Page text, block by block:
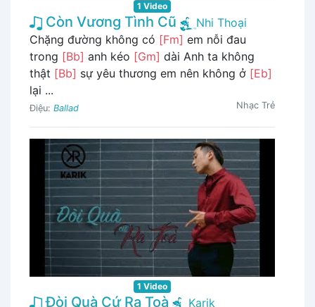
1 Video
Còn Vương Tình Cũ
Nhi Thoại
Chặng đường không có [Fm] em nỗi đau
trong [Bb] anh kéo [Gm] dài Anh ta không
thật [Bb] sự yêu thương em nên không ở [Eb]
lại ...
Điệu: Ballad Nhạc Trẻ
1 Video
Đòi Quà Cứ Ra Toà
Karik